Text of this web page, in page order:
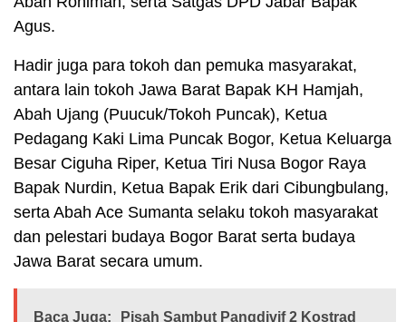
Agus.
Hadir juga para tokoh dan pemuka masyarakat,
antara lain tokoh Jawa Barat Bapak KH Hamjah,
Abah Ujang (Puucuk/Tokoh Puncak), Ketua
Pedagang Kaki Lima Puncak Bogor, Ketua Keluarga
Besar Ciguha Riper, Ketua Tiri Nusa Bogor Raya
Bapak Nurdin, Ketua Bapak Erik dari Cibungbulang,
serta Abah Ace Sumanta selaku tokoh masyarakat
dan pelestari budaya Bogor Barat serta budaya
Jawa Barat secara umum.
Baca Juga: Pisah Sambut Pangdivif 2 Kostrad